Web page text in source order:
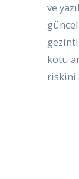
ve
kötü
riskini